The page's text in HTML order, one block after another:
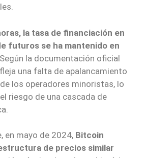
la tasa de financiación en
futuros se ha mantenido en
. Según la documentación oficial
una falta de apalancamiento
los operadores minoristas, lo
riesgo de una cascada de
en mayo de 2024, Bitcoin
de precios similar